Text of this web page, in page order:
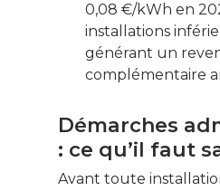
0,08 €/kWh en
installations
générant un
complémentaire
Démarches
: ce qu’il faut
Avant toute